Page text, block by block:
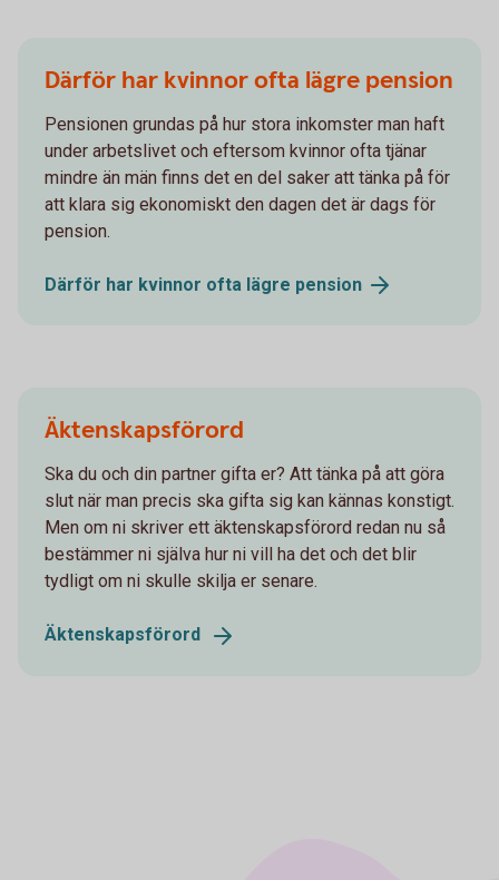
Därför har kvinnor ofta lägre pension
Pensionen grundas på hur stora inkomster man haft
under arbetslivet och eftersom kvinnor ofta tjänar
mindre än män finns det en del saker att tänka på för
att klara sig ekonomiskt den dagen det är dags för
pension.
Därför har kvinnor ofta lägre pension
Äktenskapsförord
Ska du och din partner gifta er? Att tänka på att göra
slut när man precis ska gifta sig kan kännas konstigt.
Men om ni skriver ett äktenskapsförord redan nu så
bestämmer ni själva hur ni vill ha det och det blir
tydligt om ni skulle skilja er senare.
Äktenskapsförord